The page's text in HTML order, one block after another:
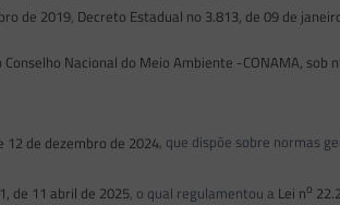
de 2019, Decreto Estadual no 3.813, de 09 de
Conselho Nacional do Meio Ambiente -CONAMA, sob
12 de dezembro de 2024, que dispõe sobre normas
de 11 abril de 2025, o qual regulamentou a Lei no